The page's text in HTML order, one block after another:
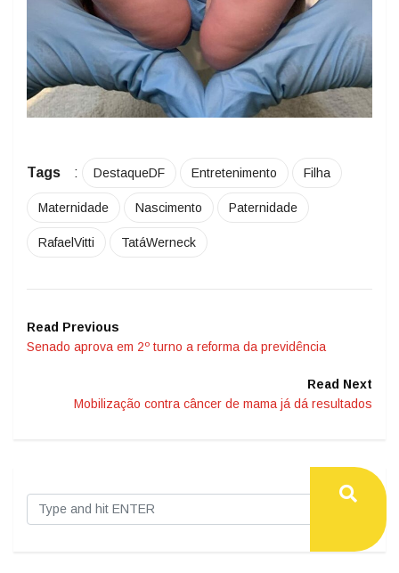
Tags : DestaqueDF Entretenimento Filha
Maternidade Nascimento Paternidade
RafaelVitti TatáWerneck
Read Previous
Senado aprova em 2º turno a reforma da previdência
Read Next
Mobilização contra câncer de mama já dá resultados